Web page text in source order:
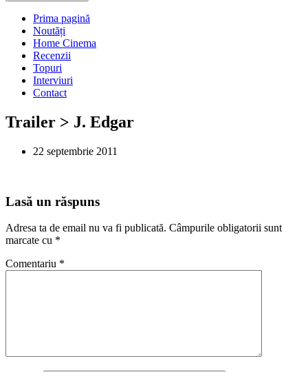
Prima pagină
Noutăți
Home Cinema
Recenzii
Topuri
Interviuri
Contact
Trailer > J. Edgar
22 septembrie 2011
Lasă un răspuns
Adresa ta de email nu va fi publicată. Câmpurile obligatorii sunt
marcate cu *
Comentariu *